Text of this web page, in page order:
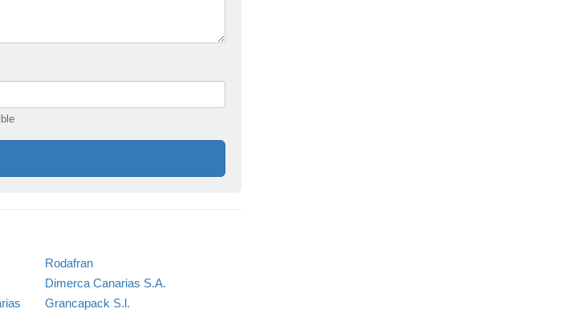
Rodafran
Dimerca Canarias S.A.
Grancapack S.l.